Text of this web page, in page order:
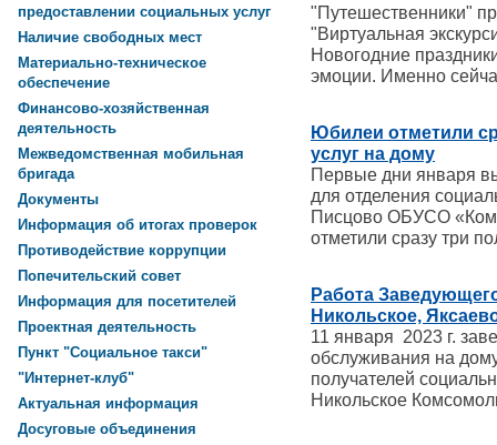
"Путешественники"
"Виртуальная
Новогодние
эмоции. Именно
Юбилеи отметили
услуг на дому
Первые дни января
для отделения
Писцово ОБУСО
отметили сразу три
Работа
Никольское,
11 января 2023 г.
обслуживания на
получателей
Никольское
предоставлении социальных услуг
Наличие свободных мест
Материально-техническое
обеспечение
Финансово-хозяйственная
деятельность
Межведомственная мобильная
бригада
Документы
Информация об итогах проверок
Противодействие коррупции
Попечительский совет
Информация для посетителей
Проектная деятельность
Пункт "Социальное такси"
"Интернет-клуб"
Актуальная информация
Досуговые объединения